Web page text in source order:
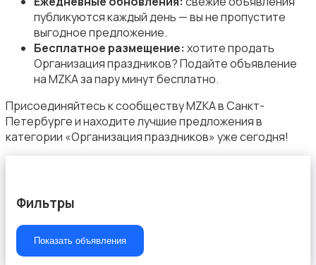
Изготовление на заказ
публикуются каждый день — вы не пропустите
выгодное предложение.
Бесплатное размещение: хотите продать
Организация праздников? Подайте объявление
на MZKA за пару минут бесплатно.
Присоединяйтесь к сообществу MZKA в Санкт-
Петербурге и находите лучшие предложения в
категории «Организация праздников» уже сегодня!
Фильтры
Показать объявления